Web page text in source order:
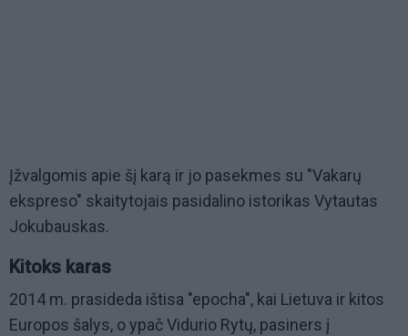
Įžvalgomis apie šį karą ir jo pasekmes su "Vakarų
ekspreso" skaitytojais pasidalino istorikas Vytautas
Jokubauskas.
Kitoks karas
2014 m. prasideda ištisa "epocha", kai Lietuva ir kitos
Europos šalys, o ypač Vidurio Rytų, pasiners į